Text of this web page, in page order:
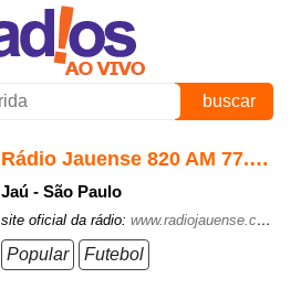
buscar
Rádio Jauense 820 AM 77.5 FM
Jaú - São Paulo
site oficial da rádio:www.radiojauense.com.br
Popular Futebol